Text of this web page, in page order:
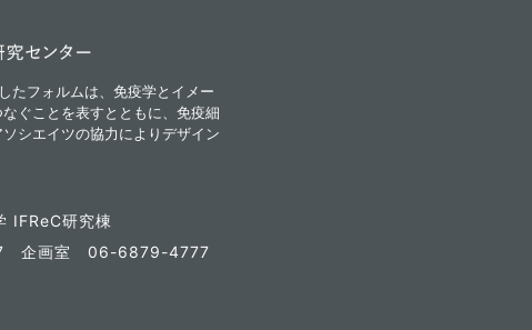
フォルムは、免疫学とイメー
ぐことを表すとともに、免疫細
シエイツの協力によりデザイン
IFReC研究棟
企画室 06-6879-4777